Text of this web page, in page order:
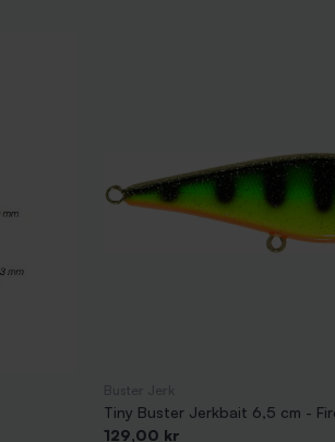
Tiny Buster Jerkbait 6,5 cm -
Pris
129,00 kr